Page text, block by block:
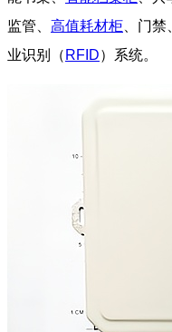
监管、 高值耗材柜 、门
业识别（ RFID）系统。